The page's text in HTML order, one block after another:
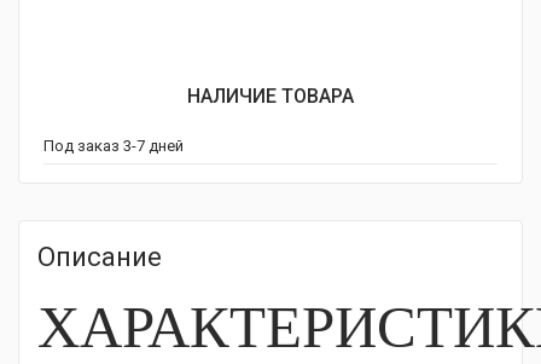
НАЛИЧИЕ ТОВАРА
Под заказ 3-7 дней
Описание